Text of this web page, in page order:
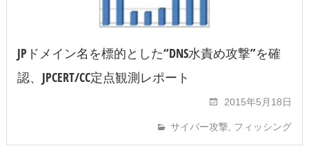
JPドメイン名を標的とした“DNS水責め攻撃”を確
認、JPCERT/CC定点観測レポート
2015年5月18日
サイバー攻撃 フィッシング